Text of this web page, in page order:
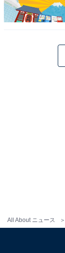
All About ニュース